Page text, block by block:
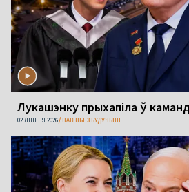
Лукашэнку прыхапіла ў
02 ЛІПЕНЯ 2026 НАВІНЫ З БУДУЧЫНІ